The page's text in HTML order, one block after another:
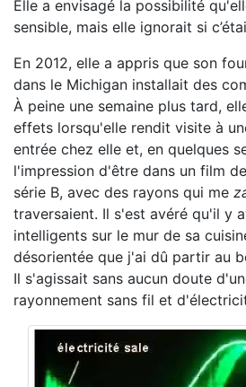
Elle a envisagé la possibilité
sensible, mais elle ignorait si
En 2012, elle a appris que son
dans le Michigan installait des
À peine une semaine plus tard,
effets lorsqu'elle rendit visite à
entrée chez elle et, en quelques
l'impression d'être dans un film
série B, avec des rayons qui me
traversaient. Il s'est avéré qu'il y
intelligents sur le mur de sa
désorientée que j'ai dû partir au
Il s'agissait sans aucun doute
rayonnement sans fil et